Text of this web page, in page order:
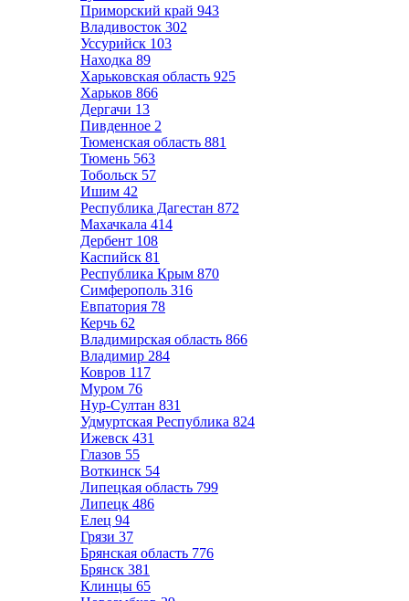
Приморский край 943
Владивосток 302
Уссурийск 103
Находка 89
Харьковская область 925
Харьков 866
Дергачи 13
Пивденное 2
Тюменская область 881
Тюмень 563
Тобольск 57
Ишим 42
Республика Дагестан 872
Махачкала 414
Дербент 108
Каспийск 81
Республика Крым 870
Симферополь 316
Евпатория 78
Керчь 62
Владимирская область 866
Владимир 284
Ковров 117
Муром 76
Нур-Султан 831
Удмуртская Республика 824
Ижевск 431
Глазов 55
Воткинск 54
Липецкая область 799
Липецк 486
Елец 94
Грязи 37
Брянская область 776
Брянск 381
Клинцы 65